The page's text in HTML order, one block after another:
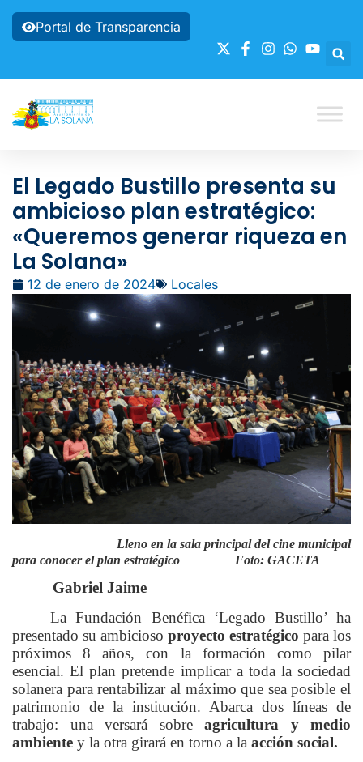
Portal de Transparencia
El Legado Bustillo presenta su
ambicioso plan estratégico:
«Queremos generar riqueza en
La Solana»
12 de enero de 2024 Locales
Lleno en la sala principal del cine municipal
para conocer el plan estratégico Foto: GACETA
Gabriel Jaime
La Fundación Benéfica ‘Legado Bustillo’ ha
presentado su ambicioso proyecto estratégico para los
próximos 8 años, con la formación como pilar
esencial. El plan pretende implicar a toda la sociedad
solanera para rentabilizar al máximo que sea posible el
patrimonio de la institución. Abarca dos líneas de
trabajo: una versará sobre agricultura y medio
ambiente y la otra girará en torno a la acción social.